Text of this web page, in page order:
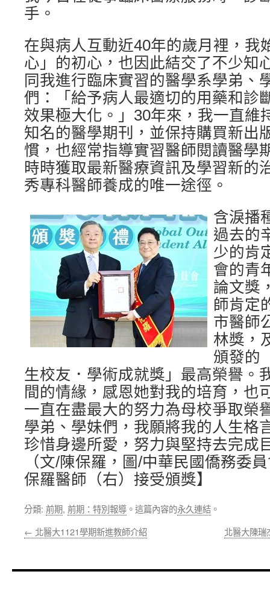
手。
在與病人互動近40年的歲月裡，我
心」的初心，也因此結交了不少知
同我進行臨床實習的醫學系學弟、
們：「給予病人最適切的用藥和診
效果極大化。」30年來，我一直維
知名的醫學期刊，並保持購買新出
慣，也經常指導實習醫師閱讀醫學
時時獲取最新醫療資訊及學習新的
秀專科醫師養成的唯一途徑。
含淚播
過去的
少的肯
會的青
論文獎
師肯定
市醫師
林獎，
頒發的
生校友．學術成就獎」最高榮譽。
間的情緣，感恩她對我的培育，也
一直在盡最大的努力為母校爭取榮
學弟、學妹們，我願將我的人生格
珍惜身邊所愛，努力與堅持去完成
（文/陳保羅，圖/中華民國僑務委
保羅醫師（右）接受頒獎】
分類: 前期, 前期：特別報導 。這篇內容的永久連結 。
← 北醫大1121學期新進教師介紹 北醫大陳瑞